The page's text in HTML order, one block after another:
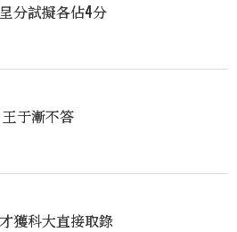
分試擬各佔4分
于漸不答
獲科大直接取錄